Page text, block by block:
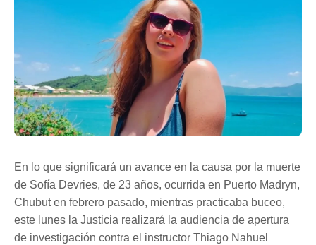
En lo que significará un avance en la causa por la muerte
de Sofía Devries, de 23 años, ocurrida en Puerto Madryn,
Chubut en febrero pasado, mientras practicaba buceo,
este lunes la Justicia realizará la audiencia de apertura
de investigación contra el instructor Thiago Nahuel